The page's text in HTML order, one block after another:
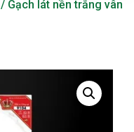
/ Gạch lát nền trắng vân